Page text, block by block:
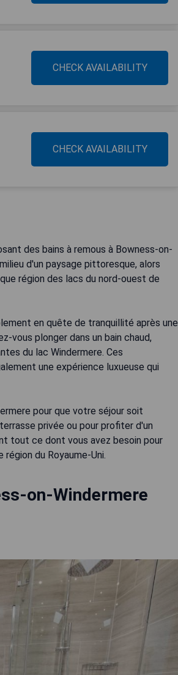
CHECK AVAILABILITY
CHECK AVAILABILITY
des bains à remous à Bowness-on-
d'un paysage pittoresque, alors
région des lacs du nord-ouest de
en quête de tranquillité après une
vous plonger dans un bain chaud,
du lac Windermere. Ces
une expérience luxueuse qui
pour que votre séjour soit
privée ou pour profiter d'un
tout ce dont vous avez besoin pour
du Royaume-Uni.
on-Windermere